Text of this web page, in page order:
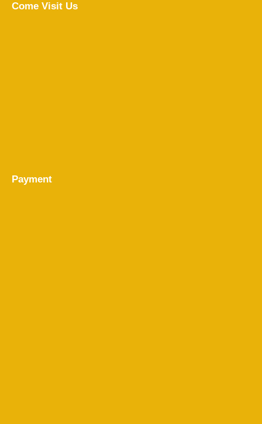
Come Visit Us
Payment